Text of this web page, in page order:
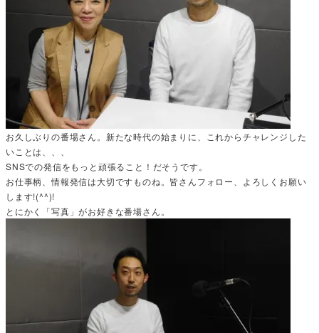
お久しぶりの番場さん。新たな時代の始まりに、これからチャレンジした
いことは、、、
SNSでの発信をもっと頑張ること！だそうです。
お仕事柄、情報発信は大切ですものね。皆さんフォロー、よろしくお願い
します!(^^)!
とにかく「写真」がお好きな番場さん。